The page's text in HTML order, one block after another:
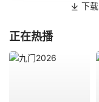
下载
正在热播